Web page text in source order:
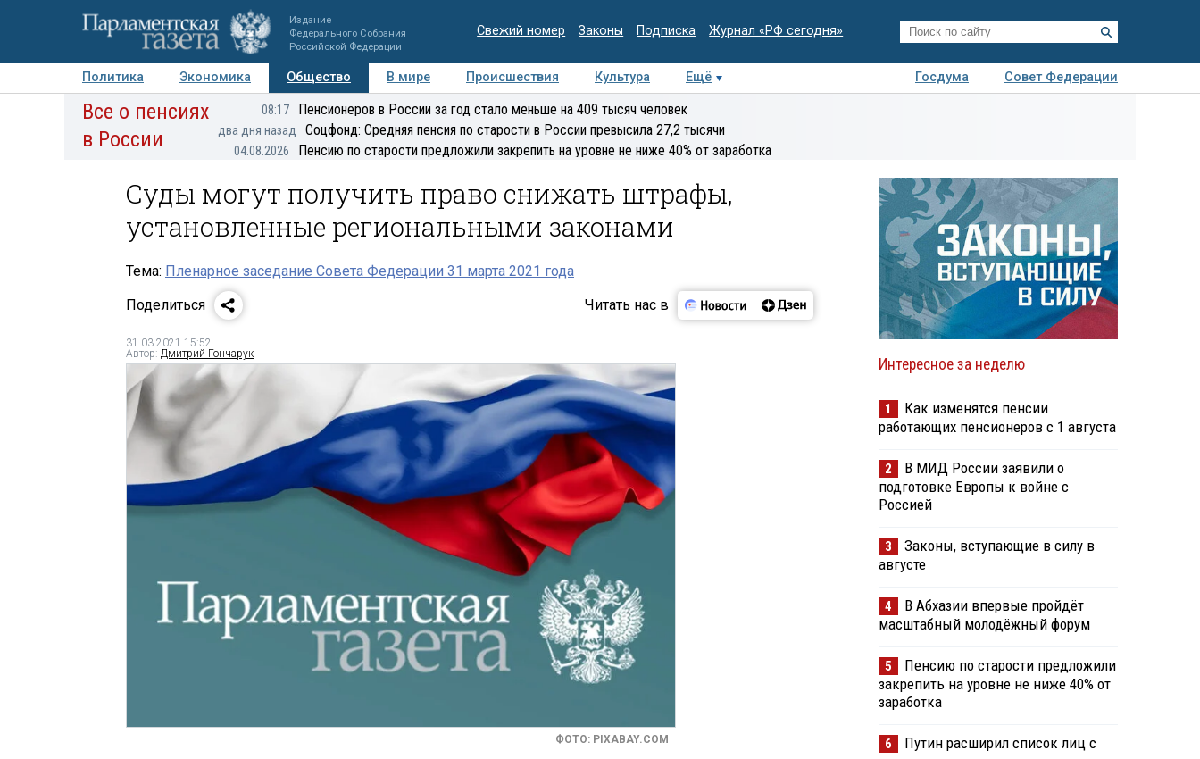
Издание
Федерального Собрания
Российской Федерации
Свежий номер Законы Подписка Журнал «РФ сегодня»
Политика Экономика Общество В мире Происшествия Культура Ещё Госдума
Совет Федерации
Авторы Персоны Мнения Регионы Медиацентр Интервью Колумнисты
Все о пенсиях
в России
08:17 Пенсионеров в России за год стало меньше на 409 тысяч человек
два дня назад Соцфонд: Средняя пенсия по старости в России превысила 27,2 тысячи
04.08.2026 Пенсию по старости предложили закрепить на уровне не ниже 40% от заработка
Суды могут получить право снижать штрафы,
установленные региональными законами
Тема: Пленарное заседание Совета Федерации 31 марта 2021 года
Поделиться
Читать нас в
31.03.2021 15:52
Автор: Дмитрий Гончарук
ФОТО: PIXABAY.COM
Интересное за неделю
1
Как изменятся пенсии
работающих пенсионеров с 1 августа
2
В МИД России заявили о
подготовке Европы к войне с
Россией
3
Законы, вступающие в силу в
августе
4
В Абхазии впервые пройдёт
масштабный молодёжный форум
5
Пенсию по старости предложили
закрепить на уровне не ниже 40% от
заработка
6
Путин расширил список лиц с